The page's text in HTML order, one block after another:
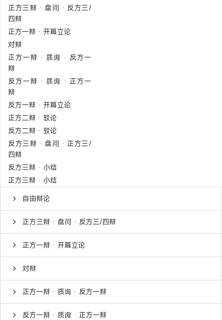
正方三辩 · 盘问 · 反方三/
四辩
正方一辩 · 开篇立论
对辩
正方一辩 · 质询 · 反方一
辩
反方一辩 · 质询 · 正方一
辩
反方一辩 · 开篇立论
正方二辩 · 驳论
反方二辩 · 驳论
反方三辩 · 盘问 · 正方三/
四辩
反方三辩 · 小结
正方三辩 · 小结
自由辩论
正方三辩 · 盘问 · 反方三/四辩
正方一辩 · 开篇立论
对辩
正方一辩 · 质询 · 反方一辩
反方一辩 · 质询 · 正方一辩